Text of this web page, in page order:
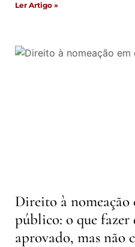
Ler Artigo »
Direito à nomeação
público: o que
aprovado, mas não